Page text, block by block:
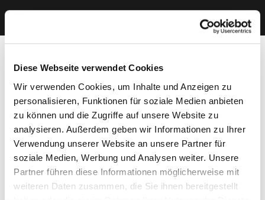
Diese Webseite verwendet Cookies
Wir verwenden Cookies, um Inhalte und Anzeigen zu
personalisieren, Funktionen für soziale Medien anbieten
zu können und die Zugriffe auf unsere Website zu
analysieren. Außerdem geben wir Informationen zu Ihrer
Verwendung unserer Website an unsere Partner für
soziale Medien, Werbung und Analysen weiter. Unsere
Partner führen diese Informationen möglicherweise mit
weiteren Daten zusammen, die Sie ihnen bereitgestellt